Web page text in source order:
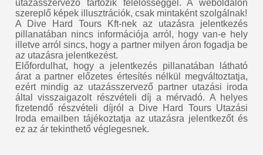
utazásszervező tartozik felelősséggel. A weboldalon
szereplő képek illusztrációk, csak mintaként szolgálnak!
A Dive Hard Tours Kft-nek az utazásra jelentkezés
pillanatában nincs információja arról, hogy van-e hely
illetve arról sincs, hogy a partner milyen áron fogadja be
az utazásra jelentkezést.
Előfordulhat, hogy a jelentkezés pillanatában látható
árat a partner előzetes értesítés nélkül megváltoztatja,
ezért mindig az utazásszervező partner utazási iroda
által visszaigazolt részvételi díj a mérvadó. A helyes
fizetendő részvételi díjról a Dive Hard Tours Utazási
Iroda emailben tájékoztatja az utazásra jelentkezőt és
ez az ár tekinthető véglegesnek.